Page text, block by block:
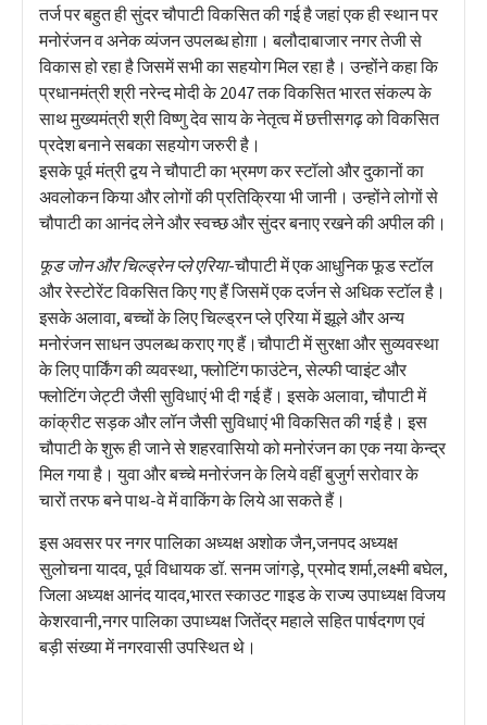
तर्ज पर बहुत ही सुंदर चौपाटी विकसित की गई है जहां एक ही स्थान पर
मनोरंजन व अनेक व्यंजन उपलब्ध होग़ा। बलौदाबाजार नगर तेजी से
विकास हो रहा है जिसमें सभी का सहयोग मिल रहा है। उन्होंने कहा कि
प्रधानमंत्री श्री नरेन्द मोदी के 2047 तक विकसित भारत संकल्प के
साथ मुख्यमंत्री श्री विष्णु देव साय के नेतृत्व में छत्तीसगढ़ को विकसित
प्रदेश बनाने सबका सहयोग जरुरी है।
इसके पूर्व मंत्री द्वय ने चौपाटी का भ्रमण कर स्टॉलो और दुकानों का
अवलोकन किया और लोगों की प्रतिक्रिया भी जानी। उन्होंने लोगों से
चौपाटी का आनंद लेने और स्वच्छ और सुंदर बनाए रखने की अपील की।
फूड जोन और चिल्ड्रेन प्ले एरिया-चौपाटी में एक आधुनिक फूड स्टॉल
और रेस्टोरेंट विकसित किए गए हैं जिसमें एक दर्जन से अधिक स्टॉल है।
इसके अलावा, बच्चों के लिए चिल्ड्रन प्ले एरिया में झूले और अन्य
मनोरंजन साधन उपलब्ध कराए गए हैं।चौपाटी में सुरक्षा और सुव्यवस्था
के लिए पार्किंग की व्यवस्था, फ्लोटिंग फाउंटेन, सेल्फी प्वाइंट और
फ्लोटिंग जेट्टी जैसी सुविधाएं भी दी गई हैं। इसके अलावा, चौपाटी में
कांक्रीट सड़क और लॉन जैसी सुविधाएं भी विकसित की गई है। इस
चौपाटी के शुरू ही जाने से शहरवासियो को मनोरंजन का एक नया केन्द्र
मिल गया है। युवा और बच्चे मनोरंजन के लिये वहीं बुजुर्ग सरोवार के
चारों तरफ बने पाथ-वे में वाकिंग के लिये आ सकते हैं।
इस अवसर पर नगर पालिका अध्यक्ष अशोक जैन,जनपद अध्यक्ष
सुलोचना यादव, पूर्व विधायक डॉ. सनम जांगड़े, प्रमोद शर्मा,लक्ष्मी बघेल,
जिला अध्यक्ष आनंद यादव,भारत स्काउट गाइड के राज्य उपाध्यक्ष विजय
केशरवानी,नगर पालिका उपाध्यक्ष जितेंद्र महाले सहित पार्षदगण एवं
बड़ी संख्या में नगरवासी उपस्थित थे।